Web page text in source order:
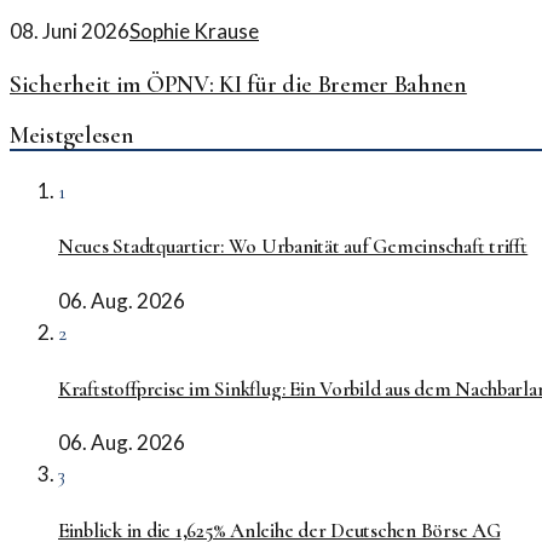
08. Juni 2026Sophie Krause
Sicherheit im ÖPNV: KI für die Bremer Bahnen
Meistgelesen
1
Neues Stadtquartier: Wo Urbanität auf Gemeinschaft trifft
06. Aug. 2026
2
Kraftstoffpreise im Sinkflug: Ein Vorbild aus dem
06. Aug. 2026
3
Einblick in die 1,625% Anleihe der Deutschen Börse AG